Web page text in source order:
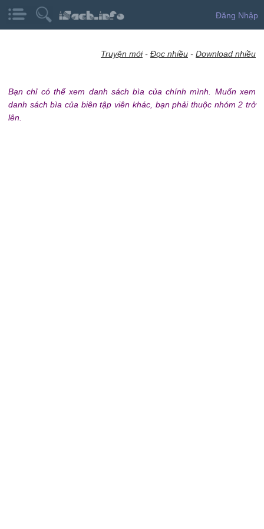
Đăng Nhập
Truyện mới- Đọc nhiều - Download nhiều
Bạn chỉ có thể xem danh sách bìa của chính mình. Muốn xem
danh sách bìa của biên tập viên khác, bạn phải thuộc nhóm 2 trở
lên.